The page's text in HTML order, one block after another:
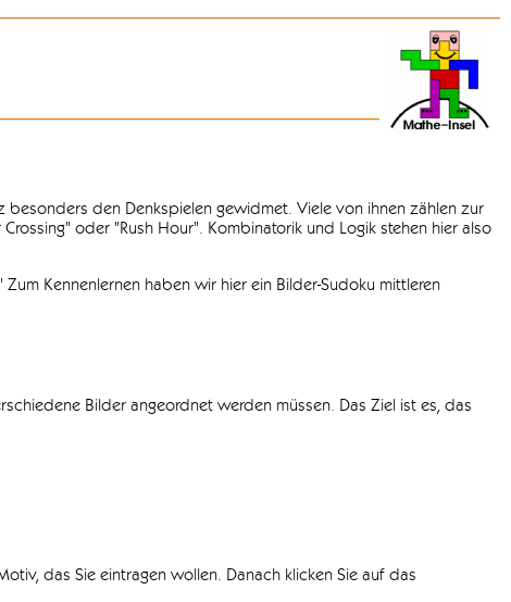
den Denkspielen gewidmet. Viele von ihnen zählen zur
oder "Rush Hour". Kombinatorik und Logik stehen hier also
Kennenlernen haben wir hier ein Bilder-Sudoku mittleren
Bilder angeordnet werden müssen. Das Ziel ist es, das
das Sie eintragen wollen. Danach klicken Sie auf das